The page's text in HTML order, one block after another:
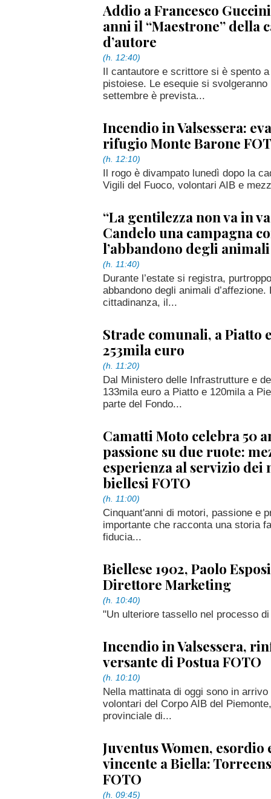
Addio a Francesco
anni il “Maestrone” della
d’autore
(h. 12:40)
Il cantautore e scrittore si è spento a
pistoiese. Le esequie si
settembre è prevista...
Incendio in Valsessera:
rifugio Monte Barone
(h. 12:10)
Il rogo è divampato lunedì dopo la
Vigili del Fuoco, volontari AIB e
“La gentilezza non va in
Candelo una campagna
l’abbandono degli animali
(h. 11:40)
Durante l’estate si registra,
abbandono degli animali
cittadinanza, il...
Strade comunali, a Piatto
253mila euro
(h. 11:20)
Dal Ministero delle Infrastrutture e
133mila euro a Piatto e 120mila a
parte del Fondo...
Camatti Moto celebra 50
passione su due ruote:
esperienza al servizio dei
biellesi FOTO
(h. 11:00)
Cinquant'anni di motori, passione e
importante che racconta una storia
fiducia...
Biellese 1902, Paolo
Direttore Marketing
(h. 10:40)
"Un ulteriore tassello nel processo
Incendio in Valsessera,
versante di Postua FOTO
(h. 10:10)
Nella mattinata di oggi sono in
volontari del Corpo AIB del
provinciale di...
Juventus Women, esordio
vincente a Biella:
FOTO
(h. 09:45)